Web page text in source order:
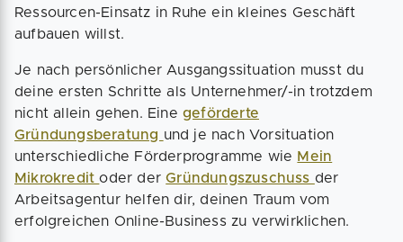
Ressourcen-Einsatz in Ruhe ein kleines Geschäft
aufbauen willst.
Je nach persönlicher Ausgangssituation musst du
deine ersten Schritte als Unternehmer/-in trotzdem
nicht allein gehen. Eine geförderte
Gründungsberatung und je nach Vorsituation
unterschiedliche Förderprogramme wie Mein
Mikrokreditoder derGründungszuschuss der
Arbeitsagentur helfen dir, deinen Traum vom
erfolgreichen Online-Business zu verwirklichen.